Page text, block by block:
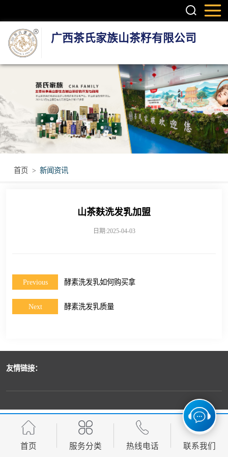
广西茶氏家族山茶籽有限公司
首页 > 新闻资讯
山茶麸洗发乳加盟
日期:2025-04-03
Previous 酵素洗发乳如何购买拿
Next 酵素洗发乳质量
友情链接：
首页 服务分类 热线电话 联系我们
护肤系列产品
疼痛调理产品
无烟艾灸产品
瑶浴瑶茶产品